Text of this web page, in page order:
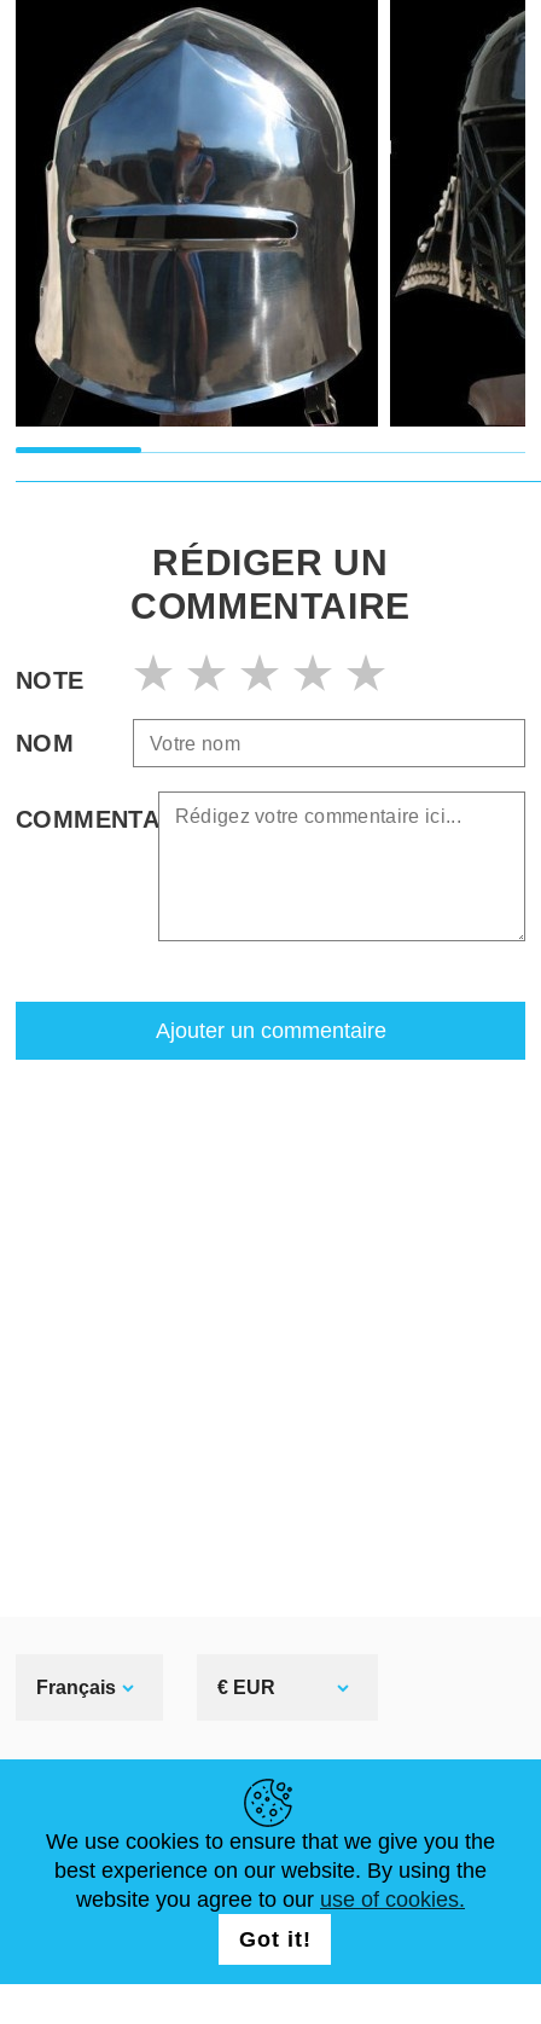
RÉDIGER UN
COMMENTAIRE
NOTE
NOM
COMMENTAIRE
Ajouter un commentaire
Français € EUR
ACTUALITÉS
ARTICLES
ABOUT US
FAQ
DIMENSIONS
NOUS CONTACTER
We use cookies to ensure that we give you the
best experience on our website. By using the
website you agree to our use of cookies.
Got it!